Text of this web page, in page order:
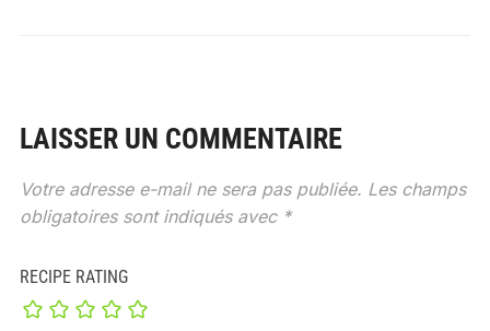
LAISSER UN COMMENTAIRE
Votre adresse e-mail ne sera pas publiée. Les champs
obligatoires sont indiqués avec *
RECIPE RATING